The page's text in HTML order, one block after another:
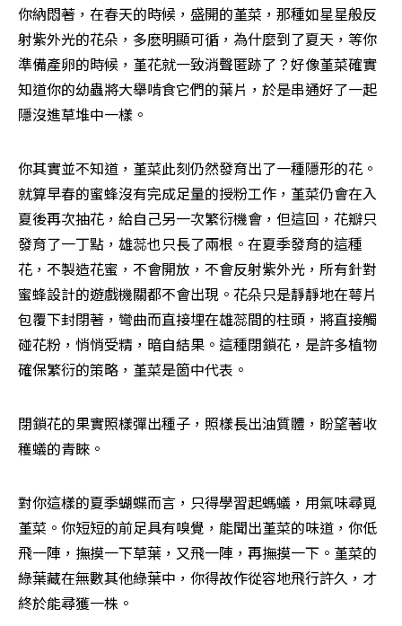
你納悶著，在春天的時候，盛開的堇菜，那種如星星般反
射紫外光的花朵，多麽明顯可循，為什麼到了夏天，等你
準備產卵的時候，堇花就一致消聲匿跡了？好像堇菜確實
知道你的幼蟲將大舉啃食它們的葉片，於是串通好了一起
隱沒進草堆中一樣。
你其實並不知道，堇菜此刻仍然發育出了一種隱形的花。
就算早春的蜜蜂沒有完成足量的授粉工作，堇菜仍會在入
夏後再次抽花，給自己另一次繁衍機會，但這回，花瓣只
發育了一丁點，雄蕊也只長了兩根。在夏季發育的這種
花，不製造花蜜，不會開放，不會反射紫外光，所有針對
蜜蜂設計的遊戲機關都不會出現。花朵只是靜靜地在萼片
包覆下封閉著，彎曲而直接埋在雄蕊間的柱頭，將直接觸
碰花粉，悄悄受精，暗自結果。這種閉鎖花，是許多植物
確保繁衍的策略，堇菜是箇中代表。
閉鎖花的果實照樣彈出種子，照樣長出油質體，盼望著收
穫蟻的青睞。
對你這樣的夏季蝴蝶而言，只得學習起螞蟻，用氣味尋覓
堇菜。你短短的前足具有嗅覺，能聞出堇菜的味道，你低
飛一陣，撫摸一下草葉，又飛一陣，再撫摸一下。堇菜的
綠葉藏在無數其他綠葉中，你得故作從容地飛行許久，才
終於能尋獲一株。